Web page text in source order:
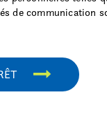
de communication